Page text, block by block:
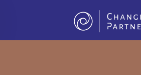
Skip to main content